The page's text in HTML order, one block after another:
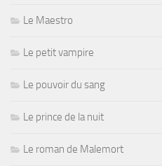
Le Maestro
Le petit vampire
Le pouvoir du sang
Le prince de la nuit
Le roman de Malemort